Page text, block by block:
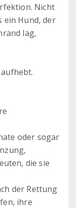
Nicht
ein Hund, der
lag,
oder sogar
die sie
der Rettung
ihre